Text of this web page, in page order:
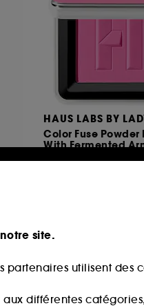
HAUS LABS BY
Color Fuse Powder
With Fermented
Blush poudre
site.
utilisent des
différentes